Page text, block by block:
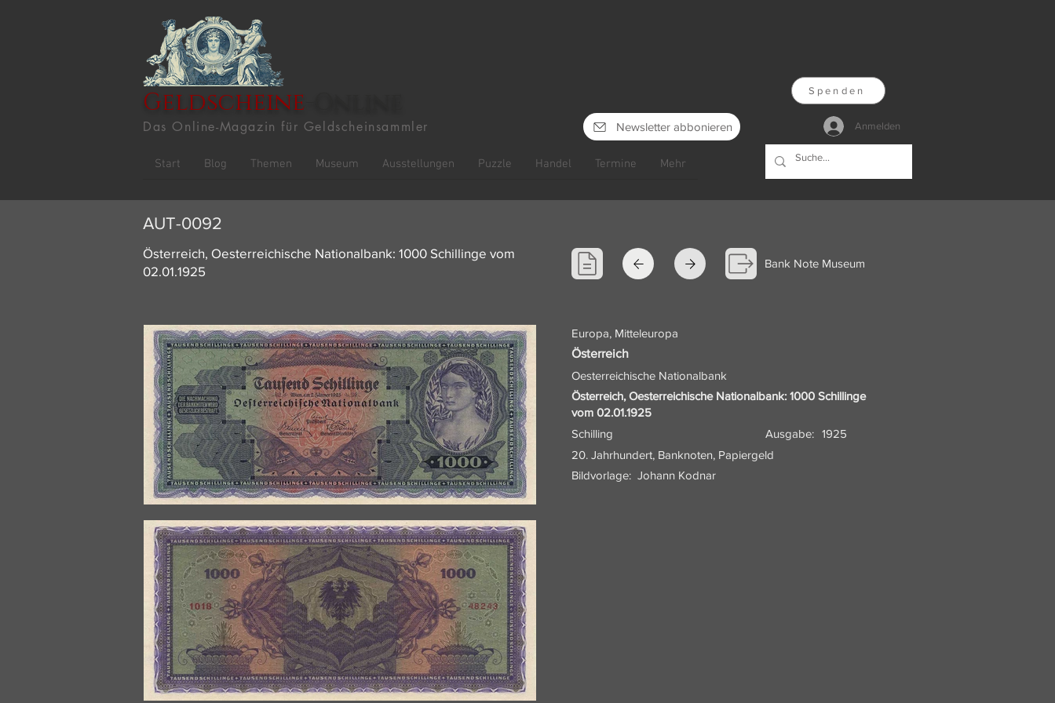
Geldscheine
Das Online-Magazin für Geldscheinsammler Newsletter abbonieren
Start Blog Themen Museum Ausstellungen Puzzle Handel Termine Mehr
Spenden
Anmelden
AUT-0092
Österreich, Oesterreichische Nationalbank: 1000 Schillinge vom
02.01.1925
Bank Note Museum
Europa, Mitteleuropa
Österreich
Oesterreichische Nationalbank
Österreich, Oesterreichische Nationalbank: 1000 Schillinge
vom 02.01.1925
Schilling
Ausgabe: 1925
20. Jahrhundert, Banknoten, Papiergeld
Bildvorlage: Johann Kodnar